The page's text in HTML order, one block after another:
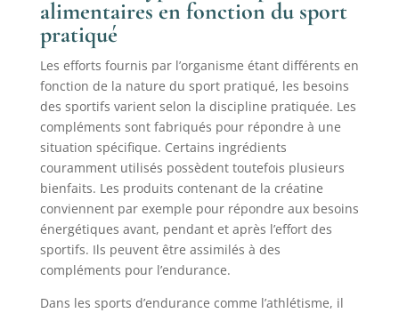
alimentaires en fonction du sport
pratiqué
Les efforts fournis par l’organisme étant différents en
fonction de la nature du sport pratiqué, les besoins
des sportifs varient selon la discipline pratiquée. Les
compléments sont fabriqués pour répondre à une
situation spécifique. Certains ingrédients
couramment utilisés possèdent toutefois plusieurs
bienfaits. Les produits contenant de la créatine
conviennent par exemple pour répondre aux besoins
énergétiques avant, pendant et après l’effort des
sportifs. Ils peuvent être assimilés à des
compléments pour l’endurance.
Dans les sports d’endurance comme l’athlétisme, il